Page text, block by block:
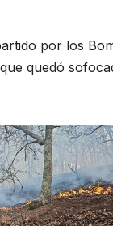
por los
quedó